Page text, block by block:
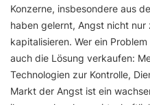
Konzerne, insbesondere aus
haben gelernt, Angst nicht
kapitalisieren. Wer ein
auch die Lösung verkaufen:
Technologien zur Kontrolle,
Markt der Angst ist ein